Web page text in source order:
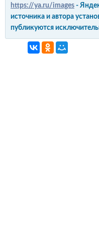
https://ya.ru/images -
источника и автора
публикуются